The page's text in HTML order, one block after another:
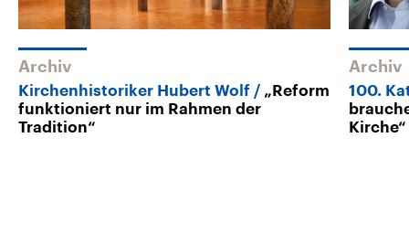
Archiv
Kirchenhistoriker Hubert Wolf
„Reform
funktioniert nur im Rahmen der
Tradition“
Archiv
100.
Kirche“